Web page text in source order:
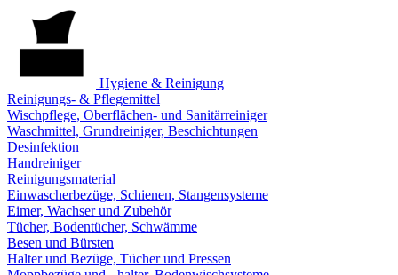
Hygiene & Reinigung
Reinigungs- & Pflegemittel
Wischpflege, Oberflächen- und Sanitärreiniger
Waschmittel, Grundreiniger, Beschichtungen
Desinfektion
Handreiniger
Reinigungsmaterial
Einwascherbezüge, Schienen, Stangensysteme
Eimer, Wachser und Zubehör
Tücher, Bodentücher, Schwämme
Besen und Bürsten
Halter und Bezüge, Tücher und Pressen